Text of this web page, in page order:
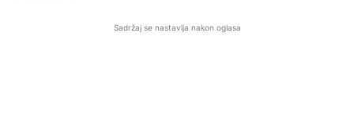
Sadržaj se nastavlja nakon oglasa